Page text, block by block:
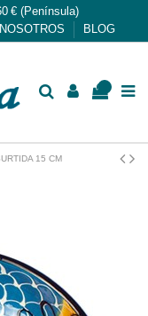
€ (Península)
NOSOTROS BLOG
15 CM